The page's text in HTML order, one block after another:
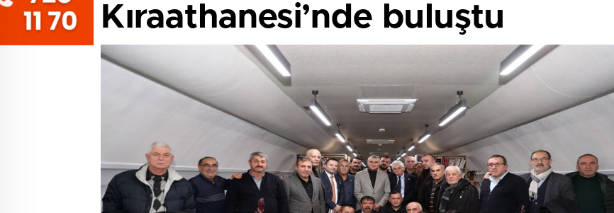
Kıraathanesi’nde buluştu